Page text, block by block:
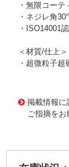
・無限コーテ
・ネジレ角30°
・ISO14001
＜材質/仕上＞
・超微粒子超
掲載情報に
ご指摘をお